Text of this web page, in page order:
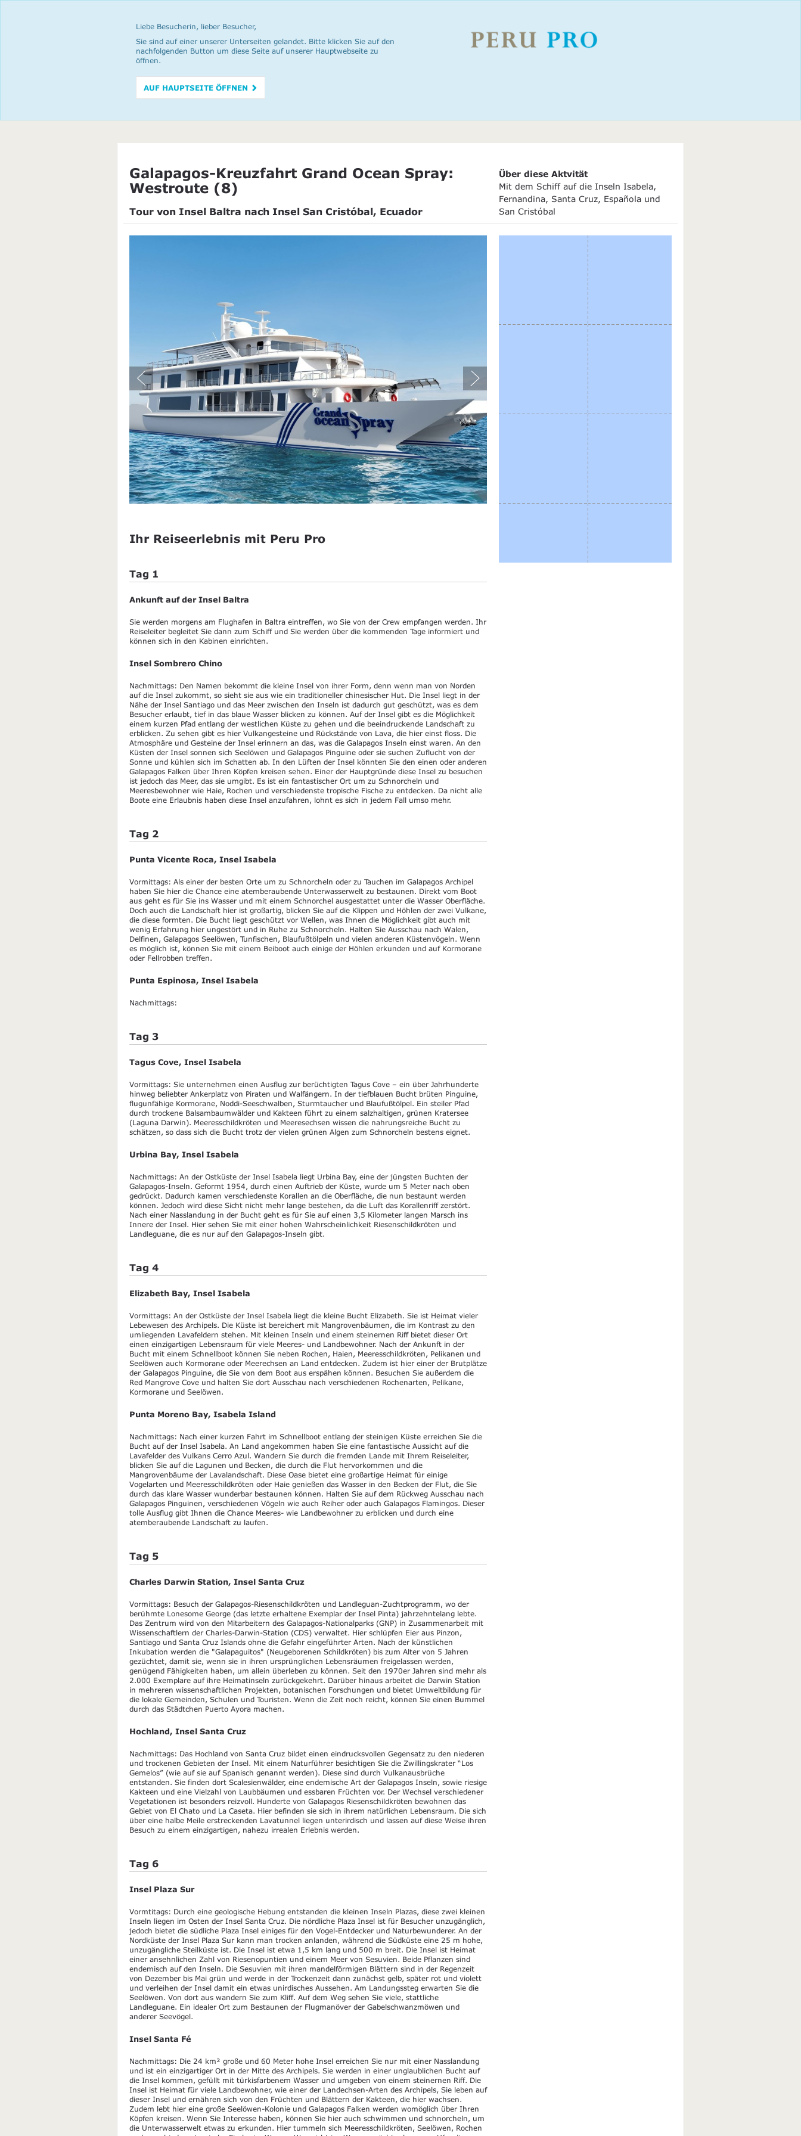
Liebe Besucherin, lieber Besucher,
Sie sind auf einer unserer Unterseiten gelandet. Bitte klicken Sie auf den
nachfolgenden Button um diese Seite auf unserer Hauptwebseite zu
öffnen.
AUF HAUPTSEITE ÖFFNEN
Galapagos-Kreuzfahrt Grand Ocean Spray:
Westroute (8)
Tour von Insel Baltra nach Insel San Cristóbal, Ecuador
Über diese Aktvität
Mit dem Schiff auf die Inseln Isabela,
Fernandina, Santa Cruz, Española und
San Cristóbal
Ihr Reiseerlebnis mit Peru Pro
Tag 1
Ankunft auf der Insel Baltra
Sie werden morgens am Flughafen in Baltra eintreffen, wo Sie von der Crew empfangen werden. Ihr
Reiseleiter begleitet Sie dann zum Schiff und Sie werden über die kommenden Tage informiert und
können sich in den Kabinen einrichten.
Insel Sombrero Chino
Nachmittags: Den Namen bekommt die kleine Insel von ihrer Form, denn wenn man von Norden
auf die Insel zukommt, so sieht sie aus wie ein traditioneller chinesischer Hut. Die Insel liegt in der
Nähe der Insel Santiago und das Meer zwischen den Inseln ist dadurch gut geschützt, was es dem
Besucher erlaubt, tief in das blaue Wasser blicken zu können. Auf der Insel gibt es die Möglichkeit
einem kurzen Pfad entlang der westlichen Küste zu gehen und die beeindruckende Landschaft zu
erblicken. Zu sehen gibt es hier Vulkangesteine und Rückstände von Lava, die hier einst floss. Die
Atmosphäre und Gesteine der Insel erinnern an das, was die Galapagos Inseln einst waren. An den
Küsten der Insel sonnen sich Seelöwen und Galapagos Pinguine oder sie suchen Zuflucht von der
Sonne und kühlen sich im Schatten ab. In den Lüften der Insel könnten Sie den einen oder anderen
Galapagos Falken über Ihren Köpfen kreisen sehen. Einer der Hauptgründe diese Insel zu besuchen
ist jedoch das Meer, das sie umgibt. Es ist ein fantastischer Ort um zu Schnorcheln und
Meeresbewohner wie Haie, Rochen und verschiedenste tropische Fische zu entdecken. Da nicht alle
Boote eine Erlaubnis haben diese Insel anzufahren, lohnt es sich in jedem Fall umso mehr.
Tag 2
Punta Vicente Roca, Insel Isabela
Vormittags: Als einer der besten Orte um zu Schnorcheln oder zu Tauchen im Galapagos Archipel
haben Sie hier die Chance eine atemberaubende Unterwasserwelt zu bestaunen. Direkt vom Boot
aus geht es für Sie ins Wasser und mit einem Schnorchel ausgestattet unter die Wasser Oberfläche.
Doch auch die Landschaft hier ist großartig, blicken Sie auf die Klippen und Höhlen der zwei Vulkane,
die diese formten. Die Bucht liegt geschützt vor Wellen, was Ihnen die Möglichkeit gibt auch mit
wenig Erfahrung hier ungestört und in Ruhe zu Schnorcheln. Halten Sie Ausschau nach Walen,
Delfinen, Galapagos Seelöwen, Tunfischen, Blaufußtölpeln und vielen anderen Küstenvögeln. Wenn
es möglich ist, können Sie mit einem Beiboot auch einige der Höhlen erkunden und auf Kormorane
oder Fellrobben treffen.
Punta Espinosa, Insel Isabela
Nachmittags:
Tag 3
Tagus Cove, Insel Isabela
Vormittags: Sie unternehmen einen Ausflug zur berüchtigten Tagus Cove – ein über Jahrhunderte
hinweg beliebter Ankerplatz von Piraten und Walfängern. In der tiefblauen Bucht brüten Pinguine,
flugunfähige Kormorane, Noddi-Seeschwalben, Sturmtaucher und Blaufußtölpel. Ein steiler Pfad
durch trockene Balsambaumwälder und Kakteen führt zu einem salzhaltigen, grünen Kratersee
(Laguna Darwin). Meeresschildkröten und Meeresechsen wissen die nahrungsreiche Bucht zu
schätzen, so dass sich die Bucht trotz der vielen grünen Algen zum Schnorcheln bestens eignet.
Urbina Bay, Insel Isabela
Nachmittags: An der Ostküste der Insel Isabela liegt Urbina Bay, eine der jüngsten Buchten der
Galapagos-Inseln. Geformt 1954, durch einen Auftrieb der Küste, wurde um 5 Meter nach oben
gedrückt. Dadurch kamen verschiedenste Korallen an die Oberfläche, die nun bestaunt werden
können. Jedoch wird diese Sicht nicht mehr lange bestehen, da die Luft das Korallenriff zerstört.
Nach einer Nasslandung in der Bucht geht es für Sie auf einen 3,5 Kilometer langen Marsch ins
Innere der Insel. Hier sehen Sie mit einer hohen Wahrscheinlichkeit Riesenschildkröten und
Landleguane, die es nur auf den Galapagos-Inseln gibt.
Tag 4
Elizabeth Bay, Insel Isabela
Vormittags: An der Ostküste der Insel Isabela liegt die kleine Bucht Elizabeth. Sie ist Heimat vieler
Lebewesen des Archipels. Die Küste ist bereichert mit Mangrovenbäumen, die im Kontrast zu den
umliegenden Lavafeldern stehen. Mit kleinen Inseln und einem steinernen Riff bietet dieser Ort
einen einzigartigen Lebensraum für viele Meeres- und Landbewohner. Nach der Ankunft in der
Bucht mit einem Schnellboot können Sie neben Rochen, Haien, Meeresschildkröten, Pelikanen und
Seelöwen auch Kormorane oder Meerechsen an Land entdecken. Zudem ist hier einer der Brutplätze
der Galapagos Pinguine, die Sie von dem Boot aus erspähen können. Besuchen Sie außerdem die
Red Mangrove Cove und halten Sie dort Ausschau nach verschiedenen Rochenarten, Pelikane,
Kormorane und Seelöwen.
Punta Moreno Bay, Isabela Island
Nachmittags: Nach einer kurzen Fahrt im Schnellboot entlang der steinigen Küste erreichen Sie die
Bucht auf der Insel Isabela. An Land angekommen haben Sie eine fantastische Aussicht auf die
Lavafelder des Vulkans Cerro Azul. Wandern Sie durch die fremden Lande mit Ihrem Reiseleiter,
blicken Sie auf die Lagunen und Becken, die durch die Flut hervorkommen und die
Mangrovenbäume der Lavalandschaft. Diese Oase bietet eine großartige Heimat für einige
Vogelarten und Meeresschildkröten oder Haie genießen das Wasser in den Becken der Flut, die Sie
durch das klare Wasser wunderbar bestaunen können. Halten Sie auf dem Rückweg Ausschau nach
Galapagos Pinguinen, verschiedenen Vögeln wie auch Reiher oder auch Galapagos Flamingos. Dieser
tolle Ausflug gibt Ihnen die Chance Meeres- wie Landbewohner zu erblicken und durch eine
atemberaubende Landschaft zu laufen.
Tag 5
Charles Darwin Station, Insel Santa Cruz
Vormittags: Besuch der Galapagos-Riesenschildkröten und Landleguan-Zuchtprogramm, wo der
berühmte Lonesome George (das letzte erhaltene Exemplar der Insel Pinta) jahrzehntelang lebte.
Das Zentrum wird von den Mitarbeitern des Galapagos-Nationalparks (GNP) in Zusammenarbeit mit
Wissenschaftlern der Charles-Darwin-Station (CDS) verwaltet. Hier schlüpfen Eier aus Pinzon,
Santiago und Santa Cruz Islands ohne die Gefahr eingeführter Arten. Nach der künstlichen
Inkubation werden die "Galapaguitos" (Neugeborenen Schildkröten) bis zum Alter von 5 Jahren
gezüchtet, damit sie, wenn sie in ihren ursprünglichen Lebensräumen freigelassen werden,
genügend Fähigkeiten haben, um allein überleben zu können. Seit den 1970er Jahren sind mehr als
2.000 Exemplare auf ihre Heimatinseln zurückgekehrt. Darüber hinaus arbeitet die Darwin Station
in mehreren wissenschaftlichen Projekten, botanischen Forschungen und bietet Umweltbildung für
die lokale Gemeinden, Schulen und Touristen. Wenn die Zeit noch reicht, können Sie einen Bummel
durch das Städtchen Puerto Ayora machen.
Hochland, Insel Santa Cruz
Nachmittags: Das Hochland von Santa Cruz bildet einen eindrucksvollen Gegensatz zu den niederen
und trockenen Gebieten der Insel. Mit einem Naturführer besichtigen Sie die Zwillingskrater “Los
Gemelos” (wie auf sie auf Spanisch genannt werden). Diese sind durch Vulkanausbrüche
entstanden. Sie finden dort Scalesienwälder, eine endemische Art der Galapagos Inseln, sowie riesige
Kakteen und eine Vielzahl von Laubbäumen und essbaren Früchten vor. Der Wechsel verschiedener
Vegetationen ist besonders reizvoll. Hunderte von Galapagos Riesenschildkröten bewohnen das
Gebiet von El Chato und La Caseta. Hier befinden sie sich in ihrem natürlichen Lebensraum. Die sich
über eine halbe Meile erstreckenden Lavatunnel liegen unterirdisch und lassen auf diese Weise ihren
Besuch zu einem einzigartigen, nahezu irrealen Erlebnis werden.
Tag 6
Insel Plaza Sur
Vormtitags: Durch eine geologische Hebung entstanden die kleinen Inseln Plazas, diese zwei kleinen
Inseln liegen im Osten der Insel Santa Cruz. Die nördliche Plaza Insel ist für Besucher unzugänglich,
jedoch bietet die südliche Plaza Insel einiges für den Vogel-Entdecker und Naturbewunderer. An der
Nordküste der Insel Plaza Sur kann man trocken anlanden, während die Südküste eine 25 m hohe,
unzugängliche Steilküste ist. Die Insel ist etwa 1,5 km lang und 500 m breit. Die Insel ist Heimat
einer ansehnlichen Zahl von Riesenopuntien und einem Meer von Sesuvien. Beide Pflanzen sind
endemisch auf den Inseln. Die Sesuvien mit ihren mandelförmigen Blättern sind in der Regenzeit
von Dezember bis Mai grün und werde in der Trockenzeit dann zunächst gelb, später rot und violett
und verleihen der Insel damit ein etwas unirdisches Aussehen. Am Landungssteg erwarten Sie die
Seelöwen. Von dort aus wandern Sie zum Kliff. Auf dem Weg sehen Sie viele, stattliche
Landleguane. Ein idealer Ort zum Bestaunen der Flugmanöver der Gabelschwanzmöwen und
anderer Seevögel.
Insel Santa Fé
Nachmittags: Die 24 km² große und 60 Meter hohe Insel erreichen Sie nur mit einer Nasslandung
und ist ein einzigartiger Ort in der Mitte des Archipels. Sie werden in einer unglaublichen Bucht auf
die Insel kommen, gefüllt mit türkisfarbenem Wasser und umgeben von einem steinernen Riff. Die
Insel ist Heimat für viele Landbewohner, wie einer der Landechsen-Arten des Archipels, Sie leben auf
dieser Insel und ernähren sich von den Früchten und Blättern der Kakteen, die hier wachsen.
Zudem lebt hier eine große Seelöwen-Kolonie und Galapagos Falken werden womöglich über Ihren
Köpfen kreisen. Wenn Sie Interesse haben, können Sie hier auch schwimmen und schnorcheln, um
die Unterwasserwelt etwas zu erkunden. Hier tummeln sich Meeresschildkröten, Seelöwen, Rochen